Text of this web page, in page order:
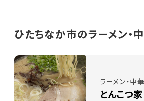
ひたちなか市のラーメン・
ラーメン・中
とんこつ家